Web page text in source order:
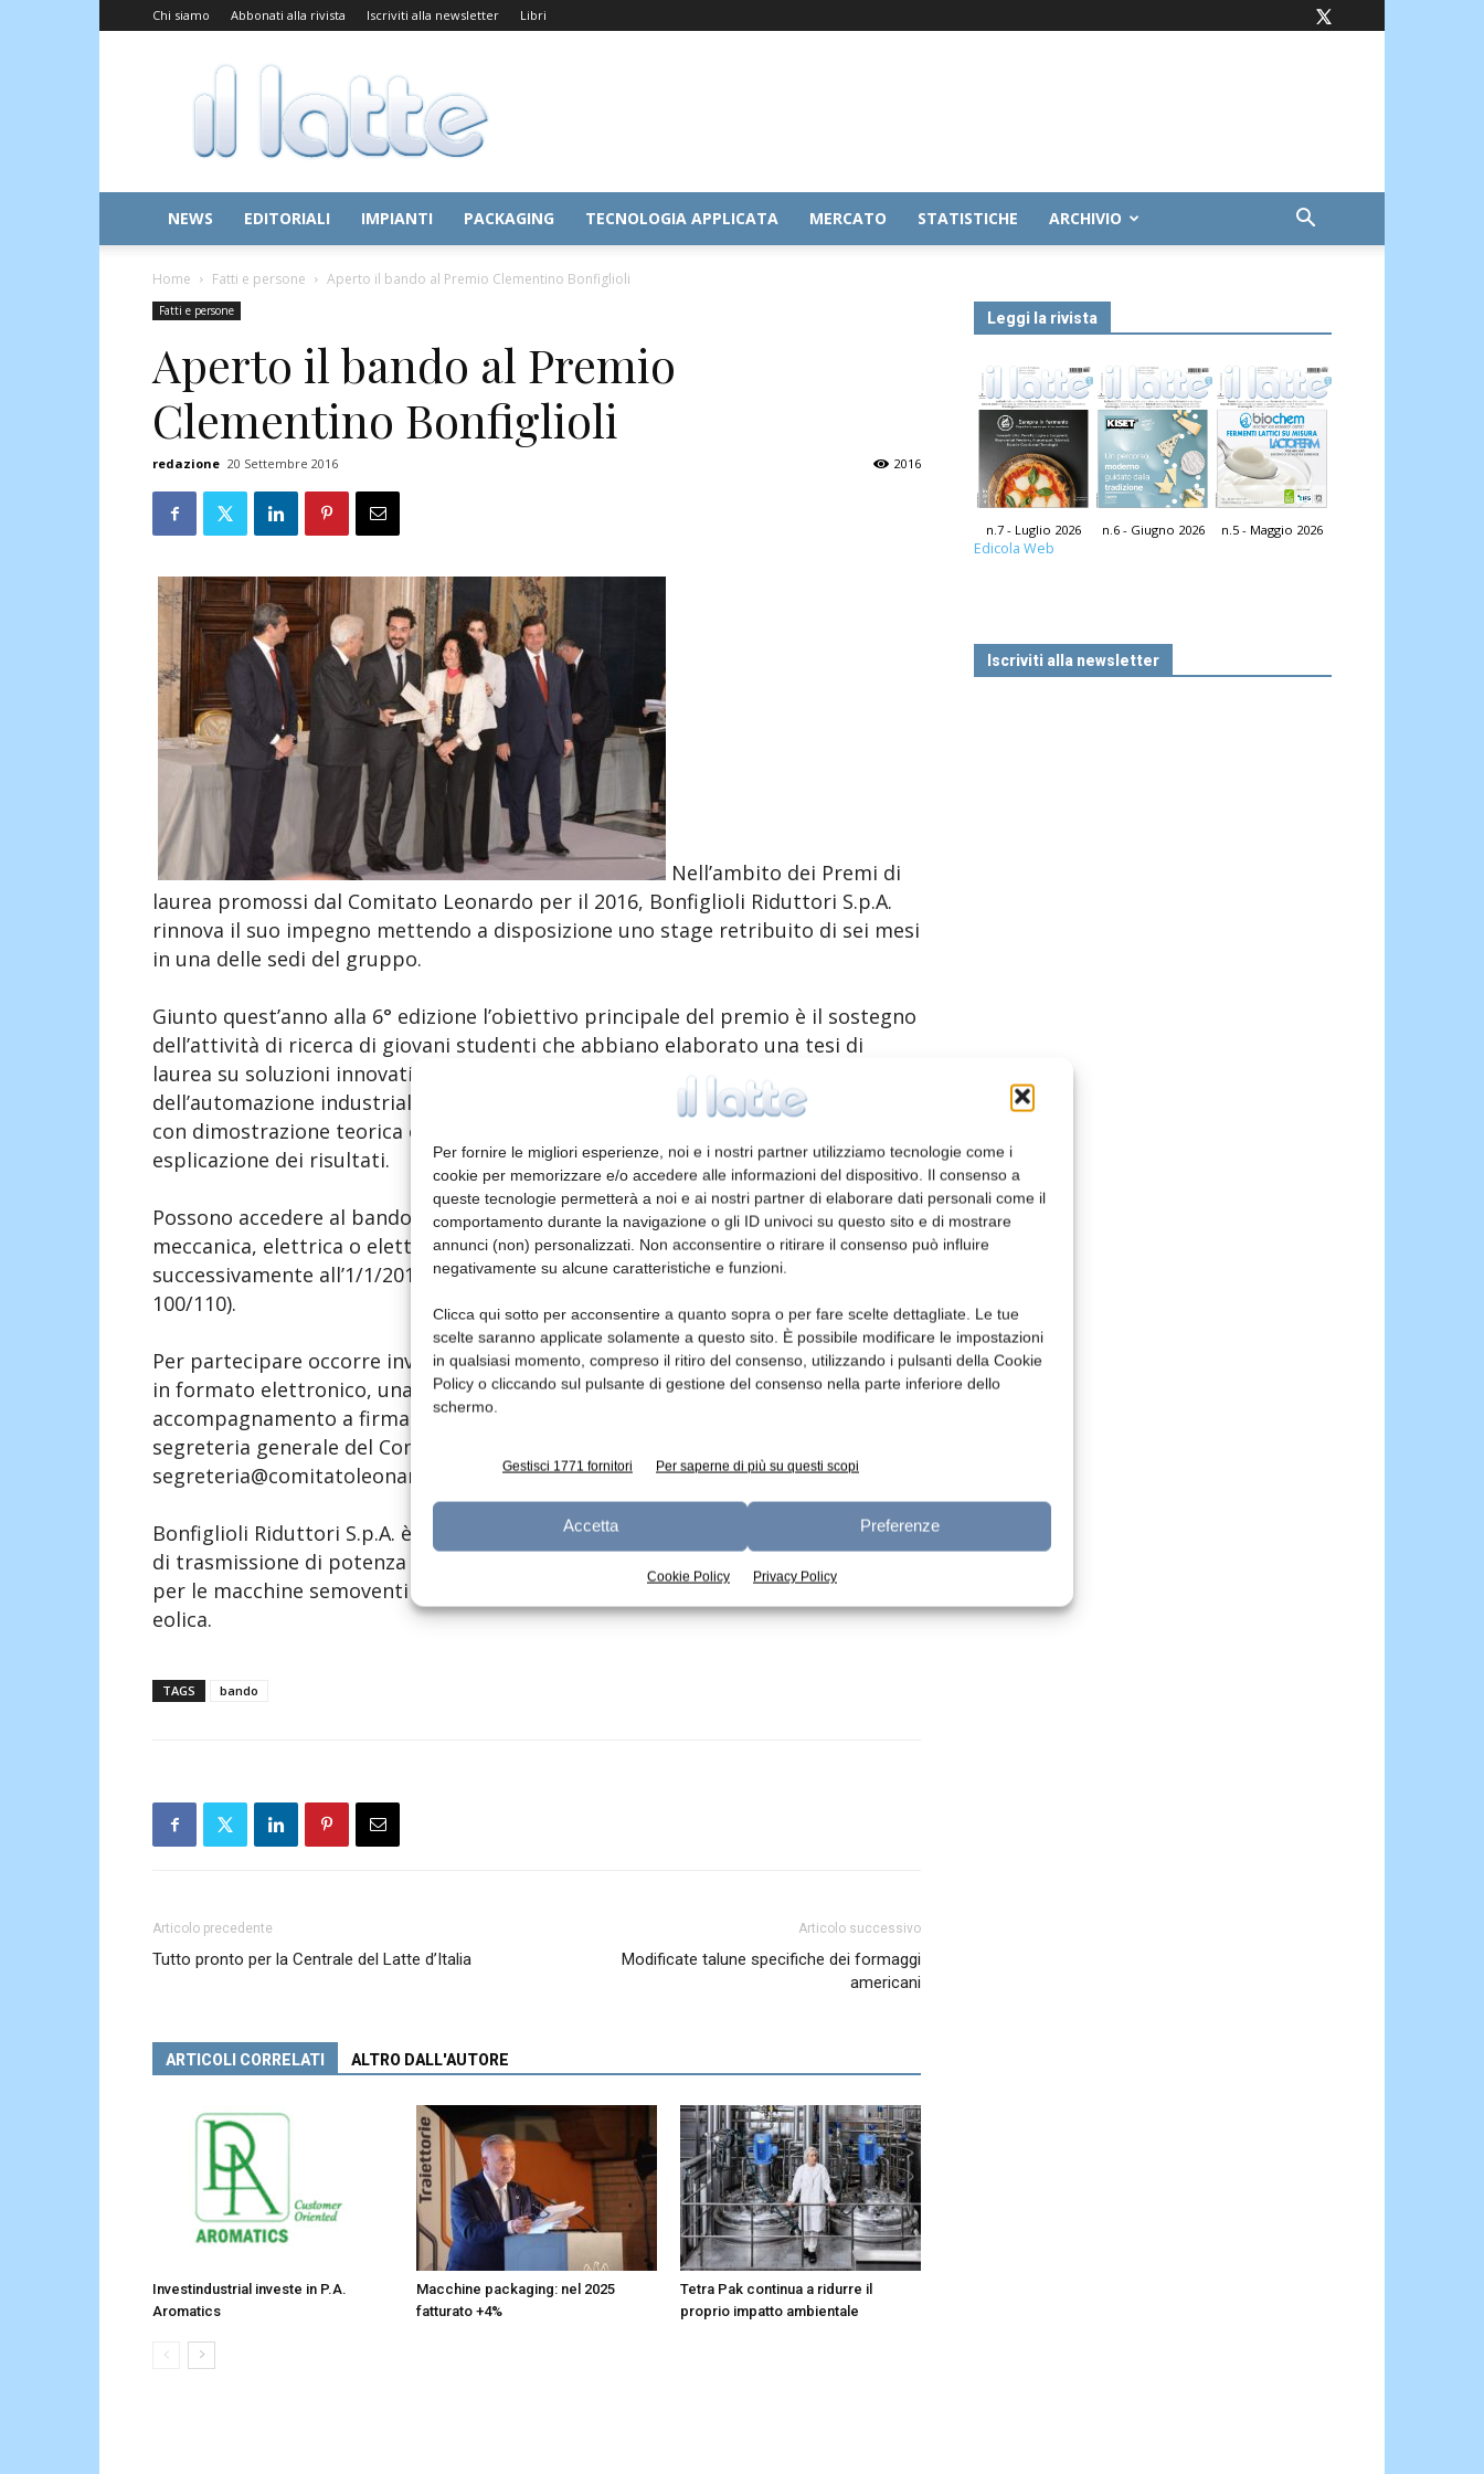
Per fornire le migliori esperienze, noi e i nostri partner utilizziamo tecnologie come i
cookie per memorizzare e/o accedere alle informazioni del dispositivo. Il consenso a
queste tecnologie permetterà a noi e ai nostri partner di elaborare dati personali come il
comportamento durante la navigazione o gli ID univoci su questo sito e di mostrare
annunci (non) personalizzati. Non acconsentire o ritirare il consenso può influire
negativamente su alcune caratteristiche e funzioni.
Clicca qui sotto per acconsentire a quanto sopra o per fare scelte dettagliate. Le tue
scelte saranno applicate solamente a questo sito. È possibile modificare le impostazioni
in qualsiasi momento, compreso il ritiro del consenso, utilizzando i pulsanti della Cookie
Policy o cliccando sul pulsante di gestione del consenso nella parte inferiore dello
schermo.
Gestisci 1771 fornitori Per saperne di più su questi scopi
Accetta Preferenze
Cookie Policy Privacy Policy
Chi siamo Abbonati alla rivista Iscriviti alla newsletter Libri
Il
Latte
NEWS EDITORIALI IMPIANTI PACKAGING TECNOLOGIA APPLICATA MERCATO STATISTICHE ARCHIVIO
Home Fatti e persone Aperto il bando al Premio Clementino Bonfiglioli
Fatti e persone
Aperto il bando al Premio
Clementino Bonfiglioli
redazione 20 Settembre 2016 2016
Nell’ambito dei Premi di
laurea promossi dal Comitato Leonardo per il 2016, Bonfiglioli Riduttori S.p.A.
rinnova il suo impegno mettendo a disposizione uno stage retribuito di sei mesi
in una delle sedi del gruppo.
Giunto quest’anno alla 6° edizione l’obiettivo principale del premio è il sostegno
dell’attività di ricerca di giovani studenti che abbiano elaborato una tesi di
laurea su soluzioni innovative applicabili al settore della meccatronica e
dell’automazione industriale. Tra i criteri di valutazione: svolgimento della tesi
con dimostrazione teorica e pratica dell’applicabilità del progetto ed
esplicazione dei risultati.
Possono accedere al bando gli studenti laureati in ingegneria meccatronica,
meccanica, elettrica o elettronica con tesi di laurea specialistica conseguita
successivamente all’1/1/2015 (nuovo ordinamento, punteggio minimo 90/100 o
100/110).
Per partecipare occorre inviare il modulo di partecipazione al concorso, la tesi
in formato elettronico, una breve sintesi della stessa insieme a una lettera di
accompagnamento a firma del relatore e il CV completo del candidato alla
segreteria generale del Comitato Leonardo (via Liszt 21, 00144 Roma,
segreteria@comitatoleonardo.it) entro e non oltre il 4 novembre 2016.
Bonfiglioli Riduttori S.p.A. è attivo nella progettazione e costruzione di sistemi
di trasmissione di potenza integrati per processi industriali, per l’automazione,
per le macchine semoventi e per le applicazioni nel campo della generazione
eolica.
TAGS bando
Articolo precedente
Tutto pronto per la Centrale del Latte d’Italia
Articolo successivo
Modificate talune specifiche dei formaggi
americani
ARTICOLI CORRELATI ALTRO DALL'AUTORE
Investindustrial investe in P.A.
Aromatics
Macchine packaging: nel 2025
fatturato +4%
Tetra Pak continua a ridurre il
proprio impatto ambientale
Leggi la rivista
n.7 - Luglio 2026 n.6 - Giugno 2026 n.5 - Maggio 2026
Edicola Web
Iscriviti alla newsletter